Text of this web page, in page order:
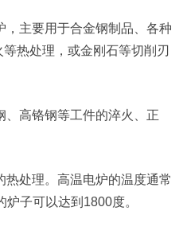
，主要用于合金钢制品、各种
热处理，或金刚石等切削刃
、高铬钢等工件的淬火、正
热处理。高温电炉的温度通常
子可以达到1800度。